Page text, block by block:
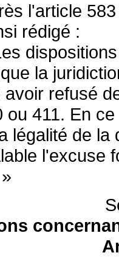
l'article
rédigé :
la
refusé
ou 411. En
légalité de
l'excuse